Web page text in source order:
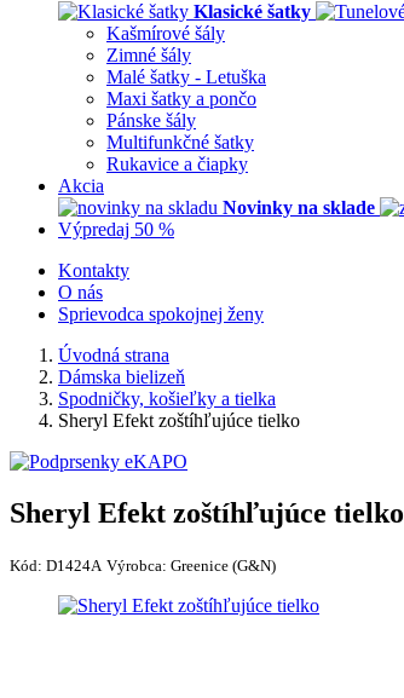
Klasické šatky
Kašmírové šály
Zimné šály
Malé šatky - Letuška
Maxi šatky a pončo
Pánske šály
Multifunkčné šatky
Rukavice a čiapky
Akcia
Novinky na sklade
Výpredaj 50 %
Kontakty
O nás
Sprievodca spokojnej ženy
Úvodná strana
Dámska bielizeň
Spodničky, košieľky a tielka
Sheryl Efekt zoštíhľujúce tielko
Sheryl Efekt zoštíhľujúce tielko
Kód: D1424A Výrobca: Greenice (G&N)